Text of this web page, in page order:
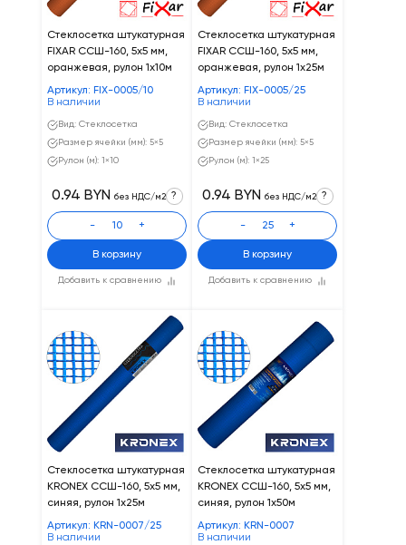
Стеклосетка штукатурная
FIXAR CCШ-160, 5х5 мм,
оранжевая, рулон 1х10м
Артикул: FIX-0005/10
В наличии
Вид: Стеклосетка
Размер ячейки (мм): 5×5
Рулон (м): 1×10
Добавить к сравнению
0.94 BYN без НДС/м2 ?
- +
В корзину
Стеклосетка штукатурная
FIXAR CCШ-160, 5х5 мм,
оранжевая, рулон 1х25м
Артикул: FIX-0005/25
В наличии
Вид: Стеклосетка
Размер ячейки (мм): 5×5
Рулон (м): 1×25
Добавить к сравнению
0.94 BYN без НДС/м2 ?
- +
В корзину
Стеклосетка штукатурная
KRONEX ССШ-160, 5х5 мм,
синяя, рулон 1х25м
Артикул: KRN-0007/25
В наличии
Стеклосетка штукатурная
KRONEX ССШ-160, 5х5 мм,
синяя, рулон 1х50м
Артикул: KRN-0007
В наличии